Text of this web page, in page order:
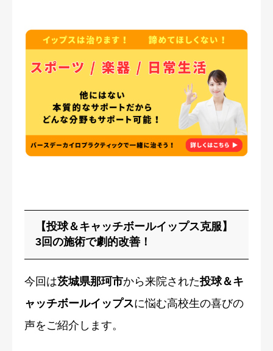
【投球＆キャッチボールイップス克服】
3回の施術で劇的改善！
今回は茨城県那珂市から来院された投球＆キ
ャッチボールイップスに悩む高校生の喜びの
声をご紹介します。